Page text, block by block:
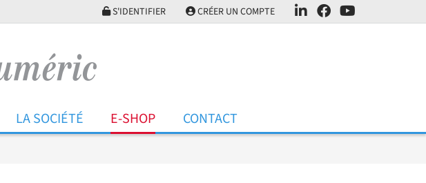
S'IDENTIFIER CRÉER UN COMPTE
LA SOCIÉTÉ E-SHOP CONTACT